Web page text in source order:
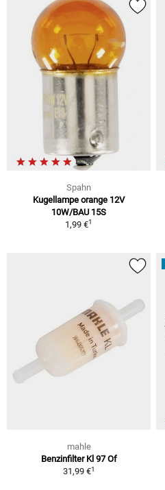
Spahn
Kugellampe orange 12V
10W/BAU 15S
1,99 €1
mahle
Benzinfilter Kl 97 Of
31,99 €1